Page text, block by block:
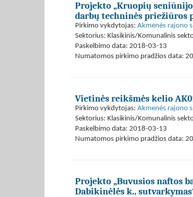
Projekto „Kruopių
darbų techninės priežiūros
Pirkimo vykdytojas: Akmenės rajono
Sektorius: Klasikinis/Komunalinis
Paskelbimo data: 2018-03-13
Numatomos pirkimo pradžios data:
Vietinės reikšmės kelio
Pirkimo vykdytojas: Akmenės rajono
Sektorius: Klasikinis/Komunalinis
Paskelbimo data: 2018-03-13
Numatomos pirkimo pradžios data:
Projekto „Buvusios naftos
Dabikinėlės k.,